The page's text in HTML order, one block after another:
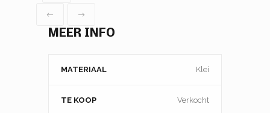
MEER INFO
MATERIAAL Klei
TE KOOP Verkocht